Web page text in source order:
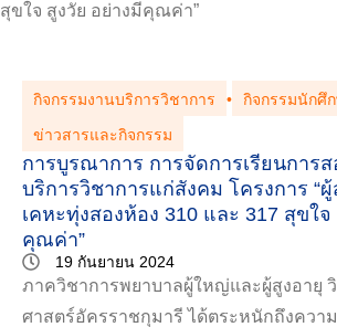
สุขใจ สูงวัย อย่างมีคุณค่า”
กิจกรรมงานบริการวิชาการ • กิจกรรมนักศึ
ข่าวสารและกิจกรรม
การบูรณาการ การจัดการเรียนการ
บริการวิชาการแก่สังคม โครงการ “
เคหะทุ่งสองห้อง 310 และ 317 สุขใ
คุณค่า”
19 กันยายน 2024
ภาควิชาการพยาบาลผู้ใหญ่และผู้สูงอายุ
ศาสตร์อัครราชกุมารี ได้ตระหนักถึงควา